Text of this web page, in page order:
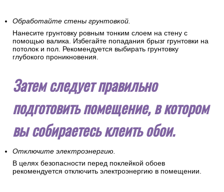
Обработайте стены грунтовкой.
Нанесите грунтовку ровным тонким слоем на стену с
помощью валика. Избегайте попадания брызг грунтовки на
потолок и пол. Рекомендуется выбирать грунтовку
глубокого проникновения.
Затем следует правильно
подготовить помещение, в котором
вы собираетесь клеить обои.
Отключите электроэнергию.
В целях безопасности перед поклейкой обоев
рекомендуется отключить электроэнергию в помещении.